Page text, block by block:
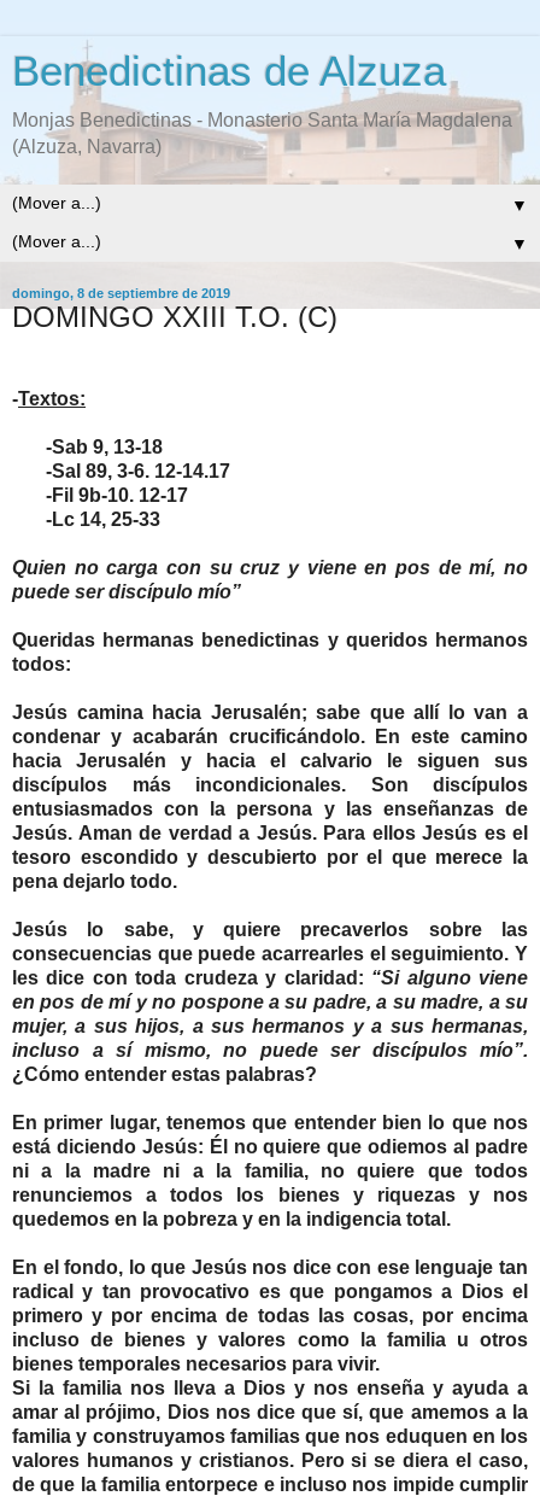
Benedictinas de Alzuza
Monjas Benedictinas - Monasterio Santa María Magdalena
(Alzuza, Navarra)
▼
▼
domingo, 8 de septiembre de 2019
DOMINGO XXIII T.O. (C)
-Textos:
-Sab 9, 13-18
-Sal 89, 3-6. 12-14.17
-Fil 9b-10. 12-17
-Lc 14, 25-33
Quien no carga con su cruz y viene en pos de mí, no
puede ser discípulo mío”
Queridas hermanas benedictinas y queridos hermanos
todos:
Jesús camina hacia Jerusalén; sabe que allí lo van a
condenar y acabarán crucificándolo. En este camino
hacia Jerusalén y hacia el calvario le siguen sus
discípulos más incondicionales. Son discípulos
entusiasmados con la persona y las enseñanzas de
Jesús. Aman de verdad a Jesús. Para ellos Jesús es el
tesoro escondido y descubierto por el que merece la
pena dejarlo todo.
Jesús lo sabe, y quiere precaverlos sobre las
consecuencias que puede acarrearles el seguimiento. Y
les dice con toda crudeza y claridad: “Si alguno viene
en pos de mí y no pospone a su padre, a su madre, a su
mujer, a sus hijos, a sus hermanos y a sus hermanas,
incluso a sí mismo, no puede ser discípulos mío”.
¿Cómo entender estas palabras?
En primer lugar, tenemos que entender bien lo que nos
está diciendo Jesús: Él no quiere que odiemos al padre
ni a la madre ni a la familia, no quiere que todos
renunciemos a todos los bienes y riquezas y nos
quedemos en la pobreza y en la indigencia total.
En el fondo, lo que Jesús nos dice con ese lenguaje tan
radical y tan provocativo es que pongamos a Dios el
primero y por encima de todas las cosas, por encima
incluso de bienes y valores como la familia u otros
bienes temporales necesarios para vivir.
Si la familia nos lleva a Dios y nos enseña y ayuda a
amar al prójimo, Dios nos dice que sí, que amemos a la
familia y construyamos familias que nos eduquen en los
valores humanos y cristianos. Pero si se diera el caso,
de que la familia entorpece e incluso nos impide cumplir